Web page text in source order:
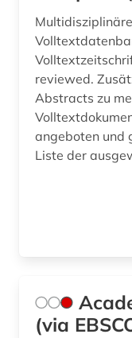
bildung (10)
biografin (1)
reviewed.
Abstracts zu
angeboten und
Liste der
(via